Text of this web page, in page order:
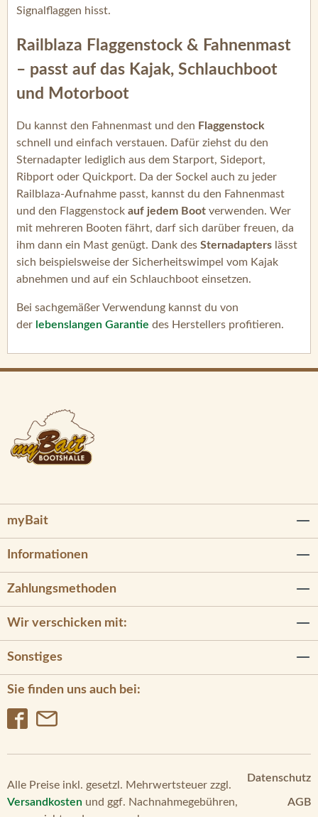
Signalflaggen hisst.
Railblaza Flaggenstock & Fahnenmast
– passt auf das Kajak, Schlauchboot
und Motorboot
Du kannst den Fahnenmast und den Flaggenstock
schnell und einfach verstauen. Dafür ziehst du den
Sternadapter lediglich aus dem Starport, Sideport,
Ribport oder Quickport. Da der Sockel auch zu jeder
Railblaza-Aufnahme passt, kannst du den Fahnenmast
und den Flaggenstock auf jedem Boot verwenden. Wer
mit mehreren Booten fährt, darf sich darüber freuen, da
ihm dann ein Mast genügt. Dank des Sternadapters lässt
sich beispielsweise der Sicherheitswimpel vom Kajak
abnehmen und auf ein Schlauchboot einsetzen.
Bei sachgemäßer Verwendung kannst du von
der lebenslangen Garantie des Herstellers profitieren.
myBait
Informationen
Sie finden uns auch bei:
Zahlungsmethoden
Wir verschicken mit:
Sonstiges
Datenschutz
AGB
Alle Preise inkl. gesetzl. Mehrwertsteuer zzgl.
Versandkosten und ggf. Nachnahmegebühren,